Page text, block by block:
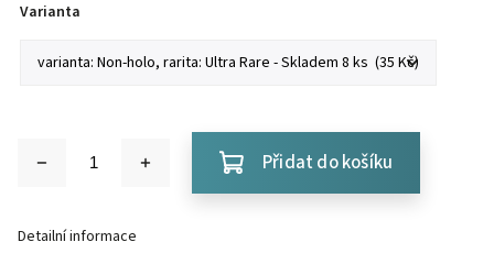
Varianta
Přidat do košíku
Detailní informace